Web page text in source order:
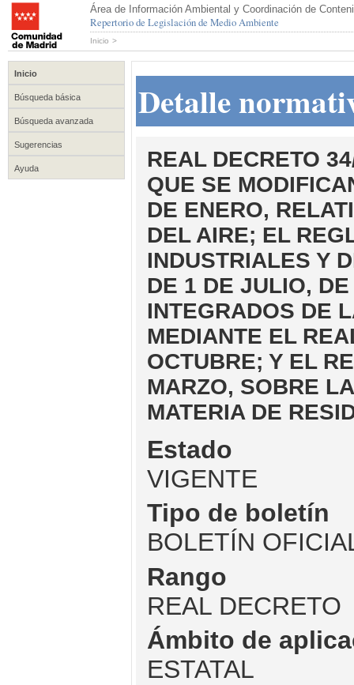
Área de Información Ambiental y Coordinación de
Repertorio de Legislación de Medio Ambiente
Inicio >
Inicio
Búsqueda básica
Búsqueda avanzada
Sugerencias
Ayuda
Detalle
REAL DECRETO
QUE SE
DE ENERO,
DEL AIRE; EL
INDUSTRIALES Y
DE 1 DE JULIO,
INTEGRADOS DE
MEDIANTE EL
OCTUBRE; Y EL
MARZO, SOBRE
MATERIA DE
Estado
VIGENTE
Tipo de boletín
BOLETÍN
Rango
REAL DECRETO
Ámbito de
ESTATAL